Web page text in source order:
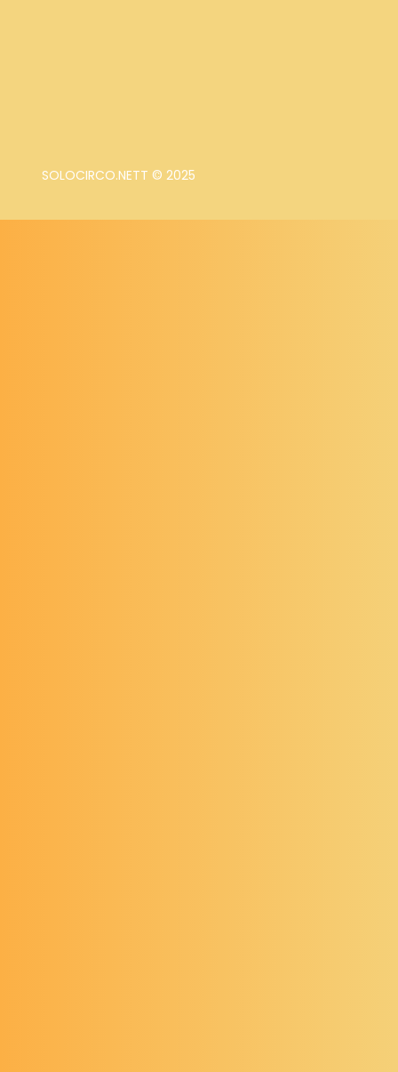
SOLOCIRCO.NETT © 2025